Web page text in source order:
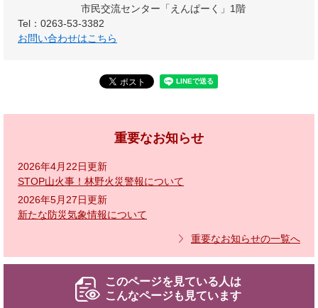
市民交流センター「えんぱーく」1階
Tel：0263-53-3382
お問い合わせはこちら
重要なお知らせ
2026年4月22日更新
STOP山火事！林野火災警報について
2026年5月27日更新
新たな防災気象情報について
重要なお知らせの一覧へ
このページを見ている人は
こんなページも見ています